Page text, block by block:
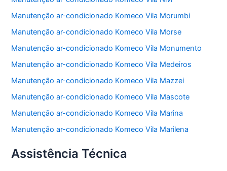
Manutenção ar-condicionado Komeco Vila Morumbi
Manutenção ar-condicionado Komeco Vila Morse
Manutenção ar-condicionado Komeco Vila Monumento
Manutenção ar-condicionado Komeco Vila Medeiros
Manutenção ar-condicionado Komeco Vila Mazzei
Manutenção ar-condicionado Komeco Vila Mascote
Manutenção ar-condicionado Komeco Vila Marina
Manutenção ar-condicionado Komeco Vila Marilena
Assistência Técnica